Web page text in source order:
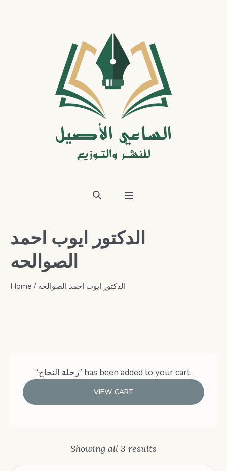
الدكتور ايوب احمد
الصوالحه
Home / الدكتور ايوب احمد الصوالحه
“رحلة النجاح” has been added to your cart.
VIEW CART
Showing all 3 results